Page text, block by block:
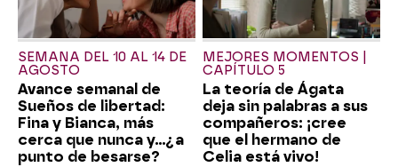
SEMANA DEL 10 AL 14 DE
AGOSTO
Avance semanal de
Sueños de libertad:
Fina y Bianca, más
cerca que nunca y...¿a
punto de besarse?
MEJORES MOMENTOS |
CAPÍTULO 5
La teoría de Ágata
deja sin palabras a sus
compañeros: ¡cree
que el hermano de
Celia está vivo!